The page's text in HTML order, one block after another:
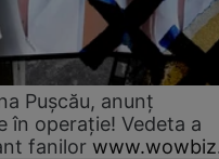
Pușcău, anunț
în operație! Vedeta a
fanilor